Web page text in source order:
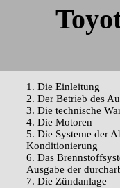
1. Die Einleitung
2. Der Betrieb des
3. Die technische
4. Die Motoren
5. Die Systeme der
Konditionierung
6. Das
Ausgabe der
7. Die Zündanlage